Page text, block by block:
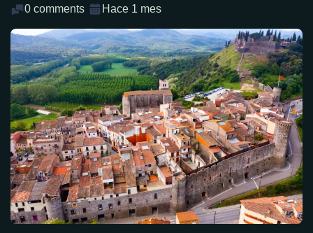
0 comments Hace 1 mes